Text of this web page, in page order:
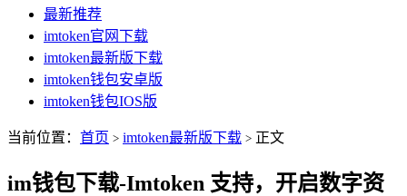
最新推荐
imtoken官网下载
imtoken最新版下载
imtoken钱包安卓版
imtoken钱包IOS版
当前位置： 首页 > imtoken最新版下载 > 正文
im钱包下载-Imtoken 支持，开启数字资